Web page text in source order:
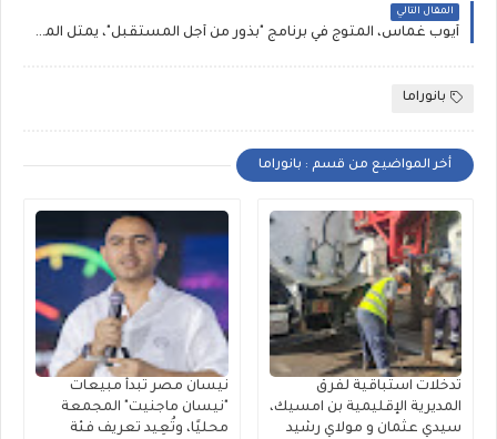
المقال التالي
أيوب غماس، المتوج في برنامج "بذور من أجل المستقبل"، يمثل المغرب بافتخار في "جولة هواوي للاستكشاف الرقمي" بالصين
بانوراما
أخر المواضيع من قسم : بانوراما
تدخلات استباقية لفرق
المديرية الإقليمية بن امسيك،
سيدي عثمان و مولاي رشيد
نيسان مصر تبدأ مبيعات
"نيسان ماجنيت" المجمعة
محليًا، وتُعِيد تعريف فئة